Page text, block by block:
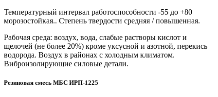
Температурный интервал работоспособности -55 до +80
морозостойкая.. Степень твердости средняя / повышенная.
Рабочая среда: воздух, вода, слабые растворы кислот и
щелочей (не более 20%) кроме уксусной и азотной, перекись
водорода. Воздух в районах с холодным климатом.
Виброизолирующие силовые детали.
Резиновая смесь МБС ИРП-1225